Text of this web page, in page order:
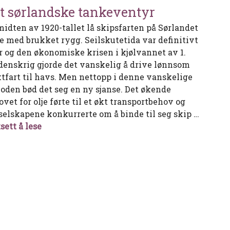
sørlandske tankeventyr
av 1920-tallet lå skipsfarten på Sørlandet
med brukket rygg. Seilskutetida var definitivt
og den økonomiske krisen i kjølvannet av 1.
gjorde det vanskelig å drive lønnsom
til havs. Men nettopp i denne vanskelige
bød det seg en ny sjanse. Det økende
for olje førte til et økt transportbehov og
konkurrerte om å binde til seg skip …
å leseDet sørlandske tankeventyr